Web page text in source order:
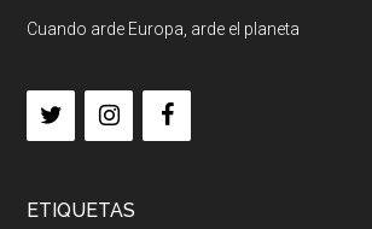
Cuando arde Europa, arde el planeta
ETIQUETAS